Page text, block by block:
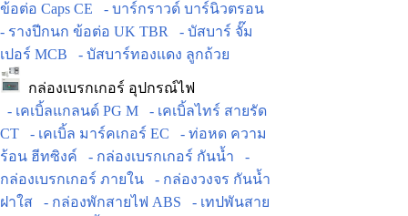
ข้อต่อ Caps CE
- บาร์กราวด์ บาร์นิวตรอน
- รางปีกนก ข้อต่อ UK TBR
- บัสบาร์ จั๊ม
เปอร์ MCB
- บัสบาร์ทองแดง ลูกถ้วย
กล่องเบรกเกอร์ อุปกรณ์ไฟ
- เคเบิ้ลแกลนด์ PG M
- เคเบิ้ลไทร์ สายรัด
CT
- เคเบิ้ล มาร์คเกอร์ EC
- ท่อหด ความ
ร้อน ฮีทซิงค์
- กล่องเบรกเกอร์ กันน้ำ
-
กล่องเบรกเกอร์ ภายใน
- กล่องวงจร กันน้ำ
ฝาใส
- กล่องพักสายไฟ ABS
- เทปพันสาย